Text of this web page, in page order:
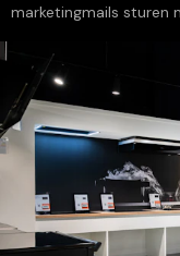
marketingmails sturen